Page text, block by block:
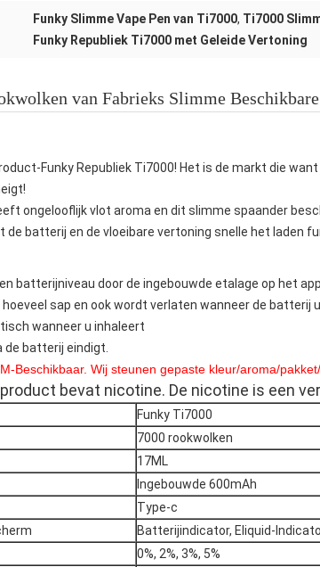
Funky Slimme Vape Pen van Ti7000, Ti7000
Funky Republiek Ti7000 met Geleide Vertoning
van Fabrieks Slimme
Funky Republiek Ti7000! Het is de markt die
ongelooflijk vlot aroma en dit slimme spaander
de batterij en de vloeibare vertoning snelle het laden
batterijniveau door de ingebouwde etalage op het
sap en ook wordt verlaten wanneer de batterij
wanneer u inhaleert
de batterij eindigt.
Beschikbaar. Wij steunen gepaste kleur/aroma/
product bevat nicotine. De nicotine is een
Funky Ti7000
7000 rookwolken
17ML
Ingebouwde 600mAh
Type-c
Batterijindicator, Eliquid-
0%, 2%, 3%, 5%